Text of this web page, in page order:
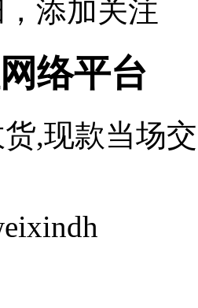
添加关注
络平台
,现款当场